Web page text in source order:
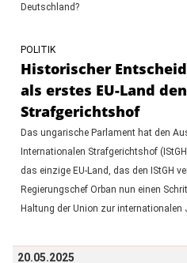
Deutschland?
POLITIK
Historischer
als erstes EU-Land
Strafgerichtshof
Das ungarische Parlament hat den
Internationalen Strafgerichtshof
das einzige EU-Land, das den IStGH
Regierungschef Orban nun einen
Haltung der Union zur internationalen
20.05.2025